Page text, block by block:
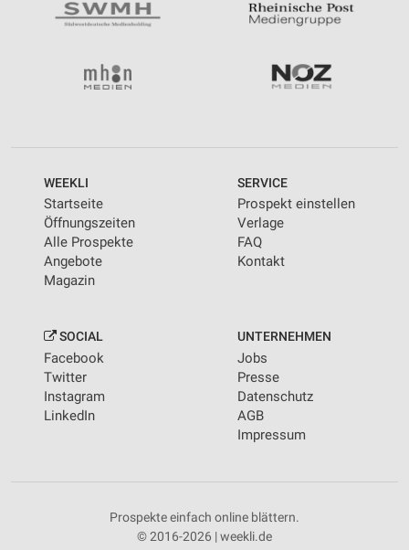
WEEKLI
Startseite
Öffnungszeiten
Alle Prospekte
Angebote
Magazin
SERVICE
Prospekt einstellen
Verlage
FAQ
Kontakt
SOCIAL
Facebook
Twitter
Instagram
LinkedIn
UNTERNEHMEN
Jobs
Presse
Datenschutz
AGB
Impressum
Prospekte einfach online blättern.
© 2016-2026 | weekli.de